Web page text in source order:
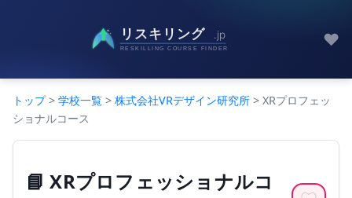
♥
トップ> 学校一覧 > 株式会社VRデザイン研究所 > XRプロフェッ
ショナルコース
📘 XRプロフェッショナルコ